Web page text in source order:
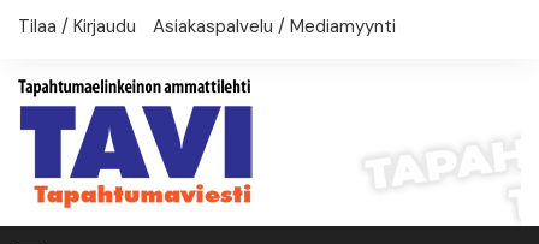
Skip
Tilaa / Kirjaudu Asiakaspalvelu / Mediamyynti